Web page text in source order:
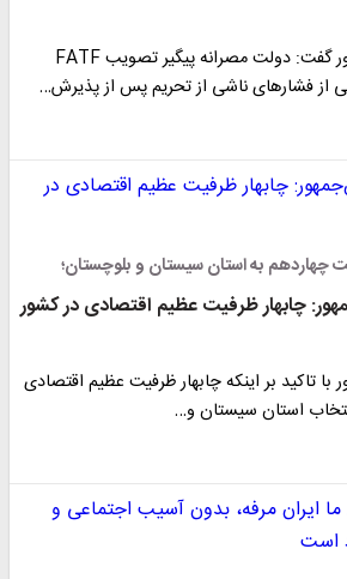
معاون اجرایی رئیس‌جمهور گفت: دولت مصرانه پیگیر تصویب FATF
فشارهای ناشی از تحریم پس از پذیرش…
چهاردهم به استان سیستان و بلوچستان؛
چابهار ظرفیت عظیم اقتصادی در کشور
تاکید بر اینکه چابهار ظرفیت عظیم اقتصادی
استان سیستان و…